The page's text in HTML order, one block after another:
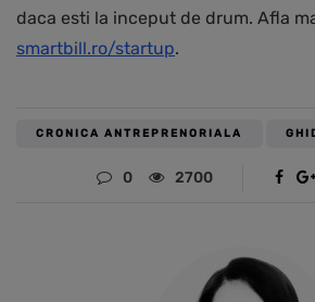
daca esti la inceput de drum. Afla
smartbill.ro/startup.
CRONICA ANTREPRENORIALA
0 2700